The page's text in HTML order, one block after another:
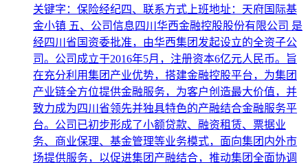
关键字：保险经纪四、联系方式上班地址：天府国际基
金小镇 五、公司信息四川华西金融控股股份有限公司 是
经四川省国资委批准，由华西集团发起设立的全资子公
司。公司成立于2016年5月，注册资本6亿元人民币。旨
在充分利用集团产业优势，搭建金融控股平台，为集团
产业链全方位提供金融服务，为客户创造最大价值，并
致力成为四川省领先并独具特色的产融结合金融服务平
台。公司已初步形成了小额贷款、融资租赁、票据业
务、商业保理、基金管理等业务模式，面向集团内外市
场提供服务，以促进集团产融结合，推动集团全面协调